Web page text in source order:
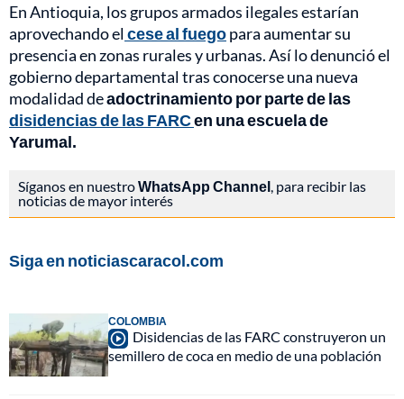
En Antioquia, los grupos armados ilegales estarían
aprovechando elcese al fuegopara aumentar su
presencia en zonas rurales y urbanas. Así lo denunció el
gobierno departamental tras conocerse una nueva
modalidad deadoctrinamiento por parte de las
disidencias de las FARCen una escuela de
Yarumal.
Síganos en nuestroWhatsApp Channel , para recibir las
noticias de mayor interés
Siga en noticiascaracol.com
COLOMBIA
Disidencias de las FARC construyeron un
semillero de coca en medio de una población